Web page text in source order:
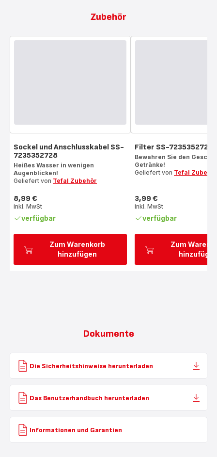
Zubehör
Zum Warenkorb
hinzufügen
Sockel und Anschlusskabel SS-
7235352728
Heißes Wasser in wenigen
Augenblicken!
Geliefert von Tefal Zubehör
Preis
8,99 €
inkl. MwSt
verfügbar
Zum
Filter SS-7235352729
Bewahren Sie den
Getränke!
Geliefert von Tefal
Preis
3,99 €
inkl. MwSt
verfügbar
Dokumente
Die Sicherheitshinweise herunterladen
Das Benutzerhandbuch herunterladen
Informationen und Garantien